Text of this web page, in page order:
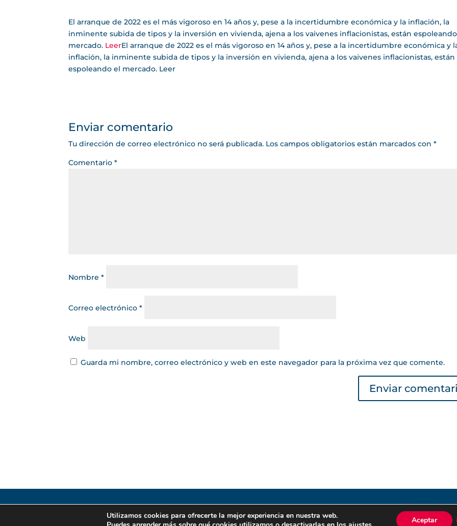
El arranque de 2022 es el más vigoroso en 14 años y, pese a la incertidumbre económica y la inflación, la
inminente subida de tipos y la inversión en vivienda, ajena a los vaivenes inflacionistas, están
mercado. LeerEl arranque de 2022 es el más vigoroso en 14 años y, pese a la incertidumbre económica y
inflación, la inminente subida de tipos y la inversión en vivienda, ajena a los vaivenes inflacionistas, están
espoleando el mercado. Leer
Enviar comentario
Tu dirección de correo electrónico no será publicada. Los campos obligatorios están marcados con*
Comentario*
Nombre*
Correo electrónico*
Web
Guarda mi nombre, correo electrónico y web en este navegador para la próxima vez que comente.
Utilizamos cookies para ofrecerte la mejor experiencia en nuestra web.
Aceptar